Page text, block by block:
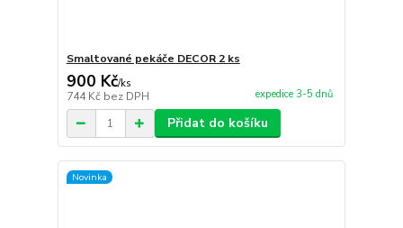
Smaltované pekáče DECOR 2 ks
900 Kč/ks
744 Kč bez DPH expedice 3-5 dnů
Přidat do košíku
Novinka